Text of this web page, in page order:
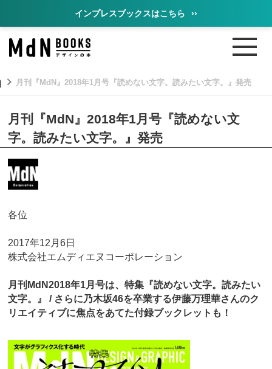
インプレスブックスはこちら ››
月刊『MdN』2018年1月号『読めない文字。読みたい文字。』発売
月刊『MdN』2018年1月号『読めない文
字。読みたい文字。』発売
各位
2017年12月6日
株式会社エムディエヌコーポレーション
月刊MdN2018年1月号は、特集『読めない文字。読みたい
文字。』 / さらに乃木坂46を卒業する伊藤万理華さんのク
リエイティブに焦点をあてた付録ブックレットも！